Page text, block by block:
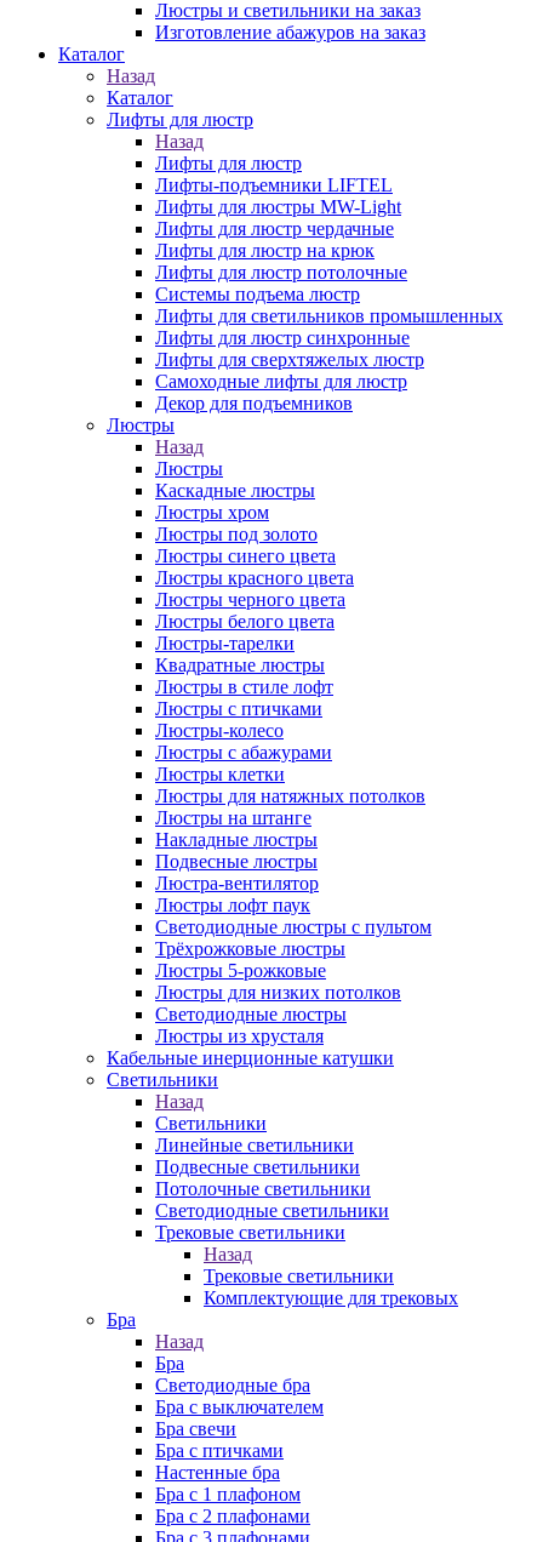
Люстры и светильники на заказ
Изготовление абажуров на заказ
Каталог
Назад
Каталог
Лифты для люстр
Назад
Лифты для люстр
Лифты-подъемники LIFTEL
Лифты для люстры MW-Light
Лифты для люстр чердачные
Лифты для люстр на крюк
Лифты для люстр потолочные
Системы подъема люстр
Лифты для светильников промышленных
Лифты для люстр синхронные
Лифты для сверхтяжелых люстр
Самоходные лифты для люстр
Декор для подъемников
Люстры
Назад
Люстры
Каскадные люстры
Люстры хром
Люстры под золото
Люстры синего цвета
Люстры красного цвета
Люстры черного цвета
Люстры белого цвета
Люстры-тарелки
Квадратные люстры
Люстры в стиле лофт
Люстры с птичками
Люстры-колесо
Люстры с абажурами
Люстры клетки
Люстры для натяжных потолков
Люстры на штанге
Накладные люстры
Подвесные люстры
Люстра-вентилятор
Люстры лофт паук
Светодиодные люстры с пультом
Трёхрожковые люстры
Люстры 5-рожковые
Люстры для низких потолков
Cветодиодные люстры
Люстры из хрусталя
Кабельные инерционные катушки
Светильники
Назад
Светильники
Линейные светильники
Подвесные светильники
Потолочные светильники
Светодиодные светильники
Трековые светильники
Назад
Трековые светильники
Комплектующие для трековых
Бра
Назад
Бра
Светодиодные бра
Бра с выключателем
Бра свечи
Бра с птичками
Настенные бра
Бра с 1 плафоном
Бра с 2 плафонами
Бра с 3 плафонами